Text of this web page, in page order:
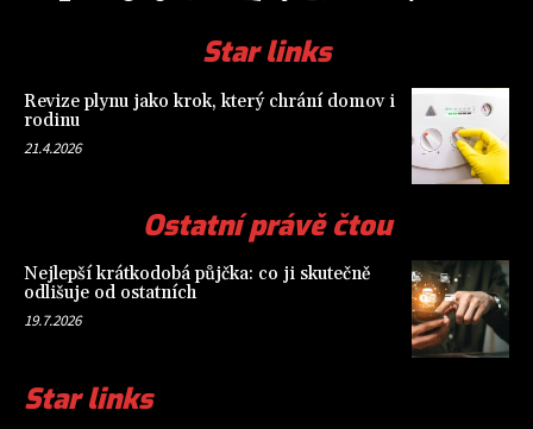
Star links
Revize plynu jako krok, který chrání domov i
rodinu
21.4.2026
Ostatní právě čtou
Nejlepší krátkodobá půjčka: co ji skutečně
odlišuje od ostatních
19.7.2026
Star links